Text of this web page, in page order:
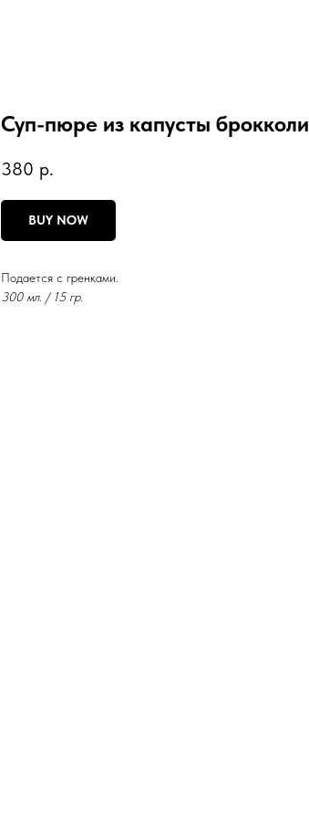
Суп-пюре из капусты брокколи
380 р.
BUY NOW
Подается с гренками.
300 мл. / 15 гр.